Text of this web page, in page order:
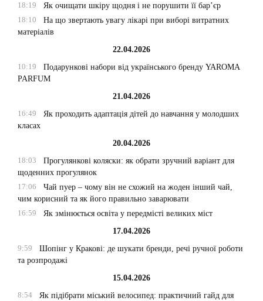
18:19
Як очищати шкіру щодня і не порушити її бар’єр
18:10
На що звертають увагу лікарі при виборі витратних
матеріалів
22.04.2026
10:19
Подарункові набори від українського бренду YAROMA
PARFUM
21.04.2026
16:49
Як проходить адаптація дітей до навчання у молодших
класах
20.04.2026
18:03
Прогулянкові коляски: як обрати зручний варіант для
щоденних прогулянок
17:06
Чай пуер – чому він не схожий на жоден інший чай,
чим корисний та як його правильно заварювати
16:59
Як змінюється освіта у передмісті великих міст
17.04.2026
9:59
Шопінг у Кракові: де шукати бренди, речі ручної роботи
та розпродажі
15.04.2026
8:54
Як підібрати міський велосипед: практичний гайд для